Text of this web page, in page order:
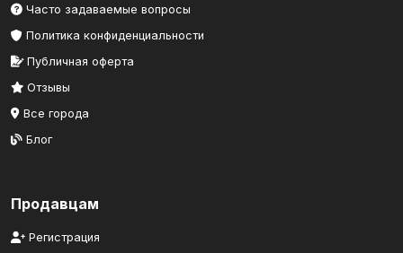
Часто задаваемые вопросы
Политика конфиденциальности
Публичная оферта
Отзывы
Все города
Блог
Продавцам
Регистрация